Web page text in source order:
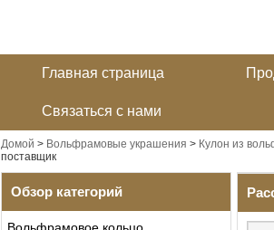
Главная страница
Связаться с нами
Домой > Вольфрамовые украшения > Кулон из
поставщик
Обзор категорий